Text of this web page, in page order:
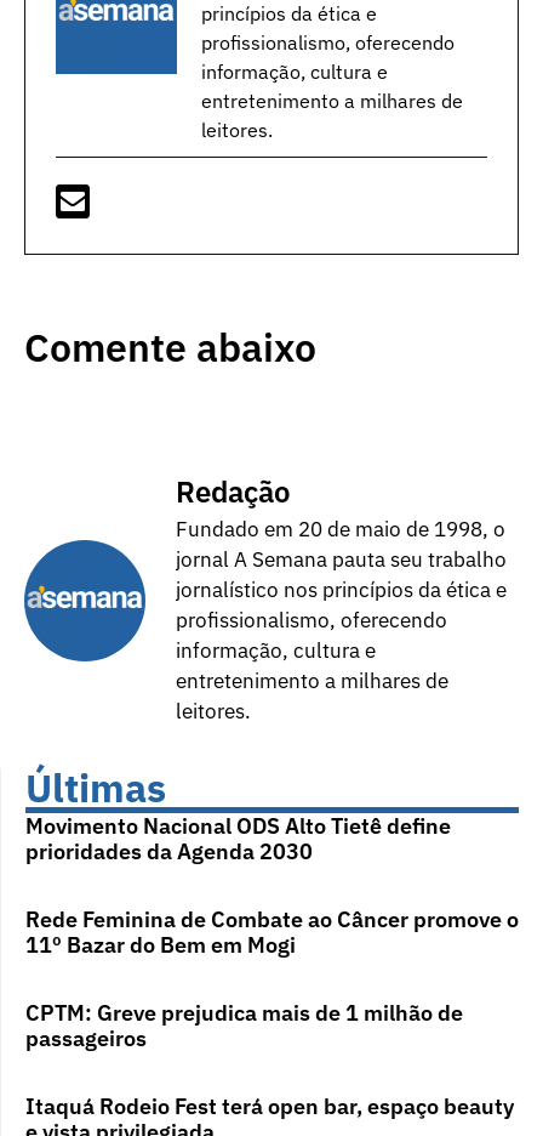
princípios da ética e
profissionalismo, oferecendo
informação, cultura e
entretenimento a milhares de
leitores.
Comente abaixo
Redação
Fundado em 20 de maio de 1998, o
jornal A Semana pauta seu trabalho
jornalístico nos princípios da ética e
profissionalismo, oferecendo
informação, cultura e
entretenimento a milhares de
leitores.
Últimas
Movimento Nacional ODS Alto Tietê define
prioridades da Agenda 2030
Rede Feminina de Combate ao Câncer promove o
11º Bazar do Bem em Mogi
CPTM: Greve prejudica mais de 1 milhão de
passageiros
Itaquá Rodeio Fest terá open bar, espaço beauty